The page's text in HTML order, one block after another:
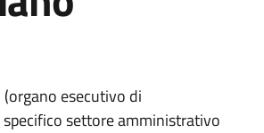
esecutivo di
settore amministrativo